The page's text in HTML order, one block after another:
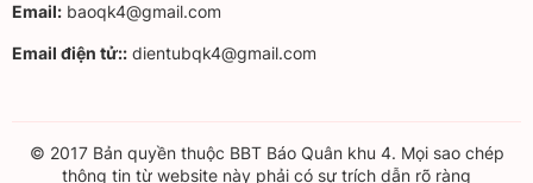
Email: baoqk4@gmail.com
Email điện tử:: dientubqk4@gmail.com
© 2017 Bản quyền thuộc BBT Báo Quân khu 4. Mọi sao chép
thông tin từ website này phải có sự trích dẫn rõ ràng